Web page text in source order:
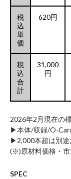
税
込
単
価
620円
税
込
合
計
31,000
円
2026年2月現在の
▶︎本体/収録/O-
▶︎2,000本超は別途
(※)原材料価格・
SPEC